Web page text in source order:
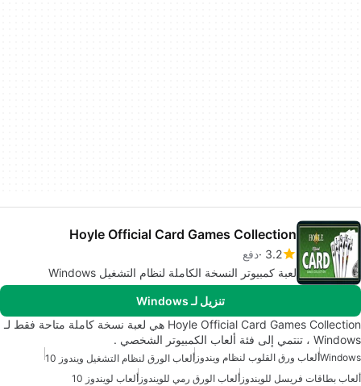
Hoyle Official Card Games Collection
3.2 دفع
لعبة كمبيوتر النسخة الكاملة لنظام التشغيل Windows
تنزيل لـ Windows
Hoyle Official Card Games Collection هي لعبة نسخة كاملة متاحة فقط لـ
Windows ، تنتمي إلى فئة ألعاب الكمبيوتر الشخصي .
Windowsألعاب ورق القلوب لنظام ويندوز ألعاب الورق لنظام التشغيل ويندوز 10
ألعاب بطاقات فريسل للويندوز ألعاب الورق رمي للويندوز ألعاب لويندوز 10